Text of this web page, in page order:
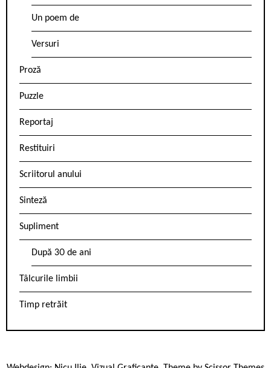
Un poem de
Versuri
Proză
Puzzle
Reportaj
Restituiri
Scriitorul anului
Sinteză
Supliment
După 30 de ani
Tâlcurile limbii
Timp retrăit